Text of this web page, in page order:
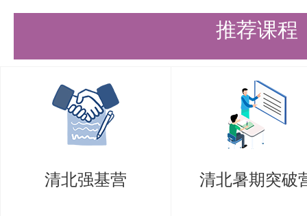
或者去参考一下英语二的真题
数学是学的最久的，但也是考的
难题没必要死磕，做不出来就看
有很严重的进度焦虑，因为周围
模拟了，但是我还没开真题。
推荐课程
清北强基营 清北暑期突破